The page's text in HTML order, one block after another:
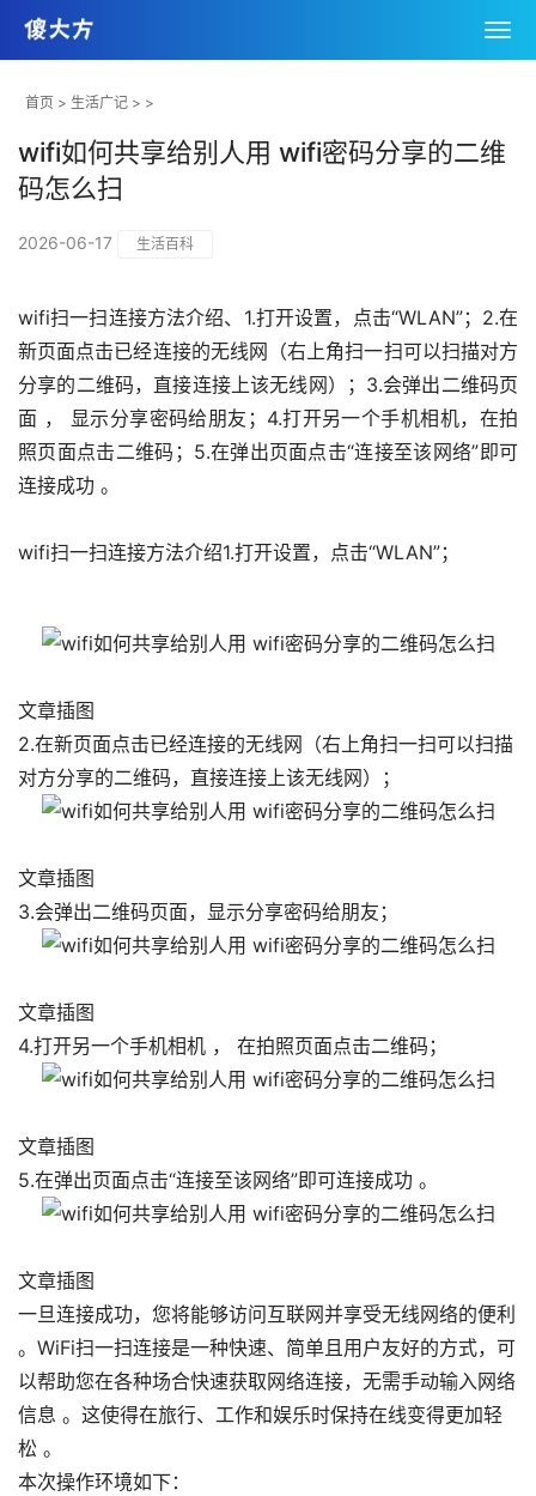
首页 > 生活广记 > >
wifi如何共享给别人用 wifi密码分享的二维
码怎么扫
2026-06-17 生活百科
wifi扫一扫连接方法介绍、1.打开设置，点击“WLAN”；2.在
新页面点击已经连接的无线网（右上角扫一扫可以扫描对方
分享的二维码，直接连接上该无线网）；3.会弹出二维码页
面 ， 显示分享密码给朋友；4.打开另一个手机相机，在拍
照页面点击二维码；5.在弹出页面点击“连接至该网络”即可
连接成功 。
wifi扫一扫连接方法介绍1.打开设置，点击“WLAN”；
文章插图
2.在新页面点击已经连接的无线网（右上角扫一扫可以扫描
对方分享的二维码，直接连接上该无线网）；
文章插图
3.会弹出二维码页面，显示分享密码给朋友；
文章插图
4.打开另一个手机相机 ， 在拍照页面点击二维码；
文章插图
5.在弹出页面点击“连接至该网络”即可连接成功 。
文章插图
一旦连接成功，您将能够访问互联网并享受无线网络的便利
。WiFi扫一扫连接是一种快速、简单且用户友好的方式，可
以帮助您在各种场合快速获取网络连接，无需手动输入网络
信息 。这使得在旅行、工作和娱乐时保持在线变得更加轻
松 。
本次操作环境如下：